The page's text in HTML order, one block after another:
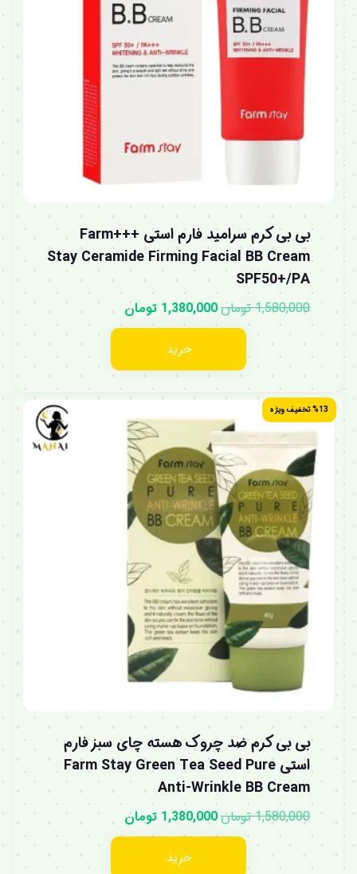
بی بی کرم سرامید فارم استی +++Farm
Stay Ceramide Firming Facial BB Cream
SPF50+/PA
1,580,000 تومان1,380,000 تومان
خرید
%13 تخفیف ویژه
بی بی کرم ضد چروک هسته چای سبز فارم
استی Farm Stay Green Tea Seed Pure
Anti-Wrinkle BB Cream
1,580,000 تومان1,380,000 تومان
خرید